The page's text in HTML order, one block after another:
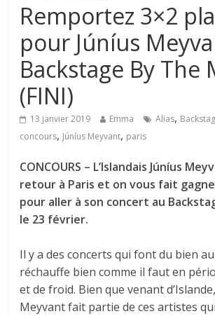
Remportez 3×2
pour Júníus
Backstage By The
(FINI)
13 janvier 2019 Emma Alias,
concours, Júníus Meyvant, paris
CONCOURS – L’Islandais Júníus
retour à Paris et on vous fait
pour aller à son concert au
le 23 février.
Il y a des concerts qui font du bien
réchauffe bien comme il faut en
et de froid. Bien que venant
Meyvant fait partie de ces artistes